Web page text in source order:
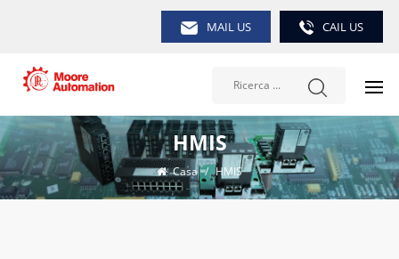
MAIL US CAIL US
HMIS
Casa / HMIS